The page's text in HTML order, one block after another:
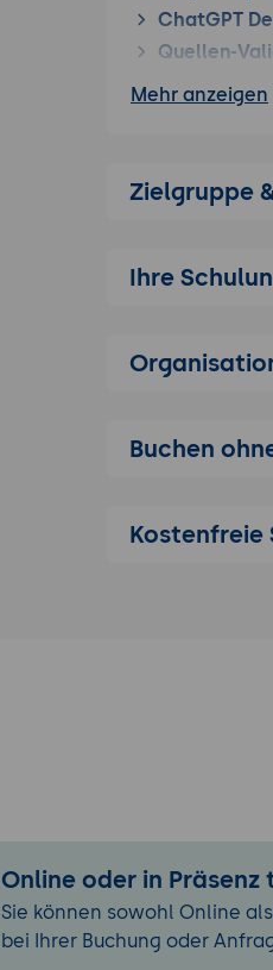
ChatGPT
Quellen-
definiert.
Struktur-
3.
Tone &
"Keyword-
5. Fact-
Review-
(Human-in-
6. Score-
Mehr anzeigen
Zielgruppe
Ihre
Buchen
Kostenfreie
Online oder in Präsenz
Sie können sowohl Online
bei Ihrer Buchung oder